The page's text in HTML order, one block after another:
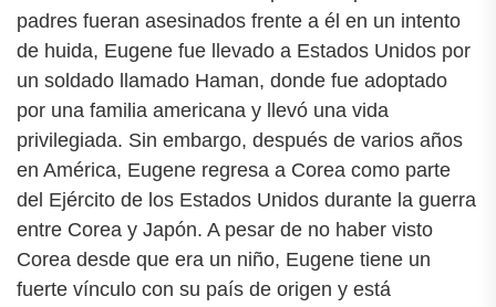
padres fueran asesinados frente a él en un intento
de huida, Eugene fue llevado a Estados Unidos por
un soldado llamado Haman, donde fue adoptado
por una familia americana y llevó una vida
privilegiada. Sin embargo, después de varios años
en América, Eugene regresa a Corea como parte
del Ejército de los Estados Unidos durante la guerra
entre Corea y Japón. A pesar de no haber visto
Corea desde que era un niño, Eugene tiene un
fuerte vínculo con su país de origen y está